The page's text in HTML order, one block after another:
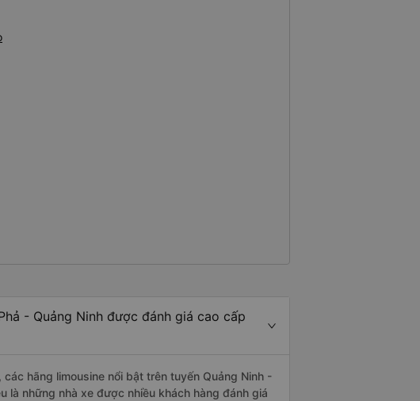
- Quảng Ninh được đánh giá cao cấp
hãng limousine nổi bật trên tuyến Quảng Ninh -
là những nhà xe được nhiều khách hàng đánh giá